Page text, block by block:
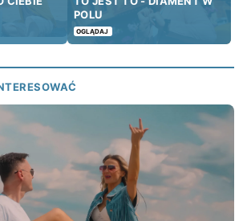
POLU
OGLĄDAJ